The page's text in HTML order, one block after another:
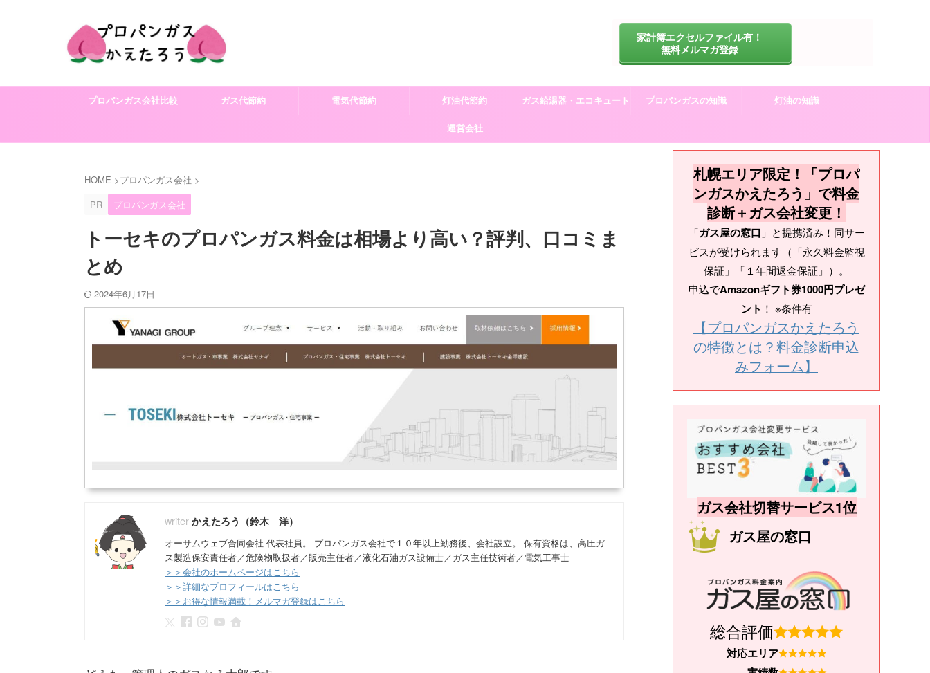
家計簿エクセルファイル有！
無料メルマガ登録
プロパンガス会社比較 ガス代節約 電気代節約 灯油代節約 ガス給湯器・エコキュート プロパンガスの知識 灯油の知識
運営会社
HOME >プロパンガス会社 >
PR
プロパンガス会社
トーセキのプロパンガス料金は相場より高い？評判、口コミま
とめ
2024年6月17日
かえたろう（鈴木 洋）
オーサムウェブ合同会社 代表社員。 プロパンガス会社で１０年以上勤務後、会社設立。 保有資格は、高圧ガ
ス製造保安責任者／危険物取扱者／販売主任者／液化石油ガス設備士／ガス主任技術者／電気工事士
＞＞会社のホームページはこちら
＞＞詳細なプロフィールはこちら
＞＞お得な情報満載！メルマガ登録はこちら
札幌エリア限定！「プロパ
ンガスかえたろう」で料金
診断＋ガス会社変更！
「ガス屋の窓口 」と提携済み！同サー
ビスが受けられます（「永久料金監視
保証」「１年間返金保証」）。
申込でAmazonギフト券1000円プレゼ
ント ！ ※条件有
【プロパンガスかえたろう
の特徴とは？料金診断申込
みフォーム】
ガス会社切替サービス1位
ガス屋の窓口
総合評価
対応エリア